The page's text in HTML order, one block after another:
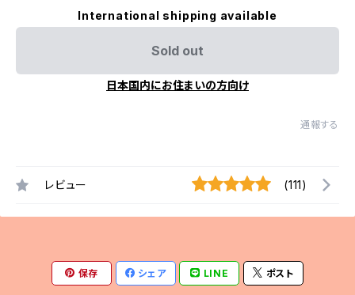
International shipping available
Sold out
日本国内にお住まいの方向け
通報する
レビュー (111)
保存 シェア LINE ポスト